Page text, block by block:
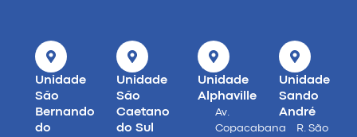
Unidade
São
Bernando
do
Unidade
São
Caetano
do Sul
Unidade
Alphaville
Av.
Copacabana
Unidade
Sando
André
R. São